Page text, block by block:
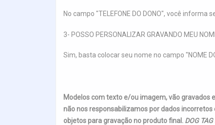
No campo "TELEFONE DO DONO", você
3- POSSO PERSONALIZAR GRAVANDO MEU
Sim, basta colocar seu nome no campo "NOME
Modelos com texto e/ou imagem, vão gravados
não nos responsabilizamos por dados
objetos para gravação no produto final. DOG